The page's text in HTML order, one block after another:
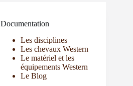
Documentation
Les disciplines
Les chevaux Western
Le matériel et les
équipements Western
Le Blog